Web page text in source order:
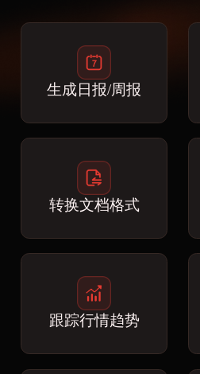
生成日报/周报
转换文档格式
跟踪行情趋势